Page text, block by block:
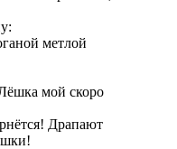
метлой
мой скоро
Драпают